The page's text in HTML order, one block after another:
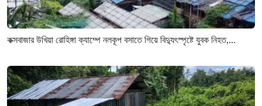
কক্সবাজার উখিয়া রোহিঙ্গা ক্যাম্পে নলকূপ বসাতে গিয়ে বিদ্যুৎস্পৃষ্টে যুবক নিহত,...